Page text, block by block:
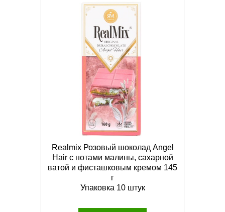
Realmix Розовый шоколад Angel
Hair с нотами малины, сахарной
ватой и фисташковым кремом 145
г
Упаковка 10 штук